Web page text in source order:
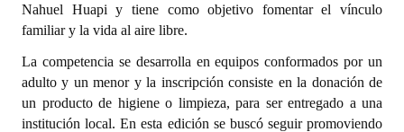
Actas de Audiencias Públicas
NORMATIVA
Comunicaciones
Nahuel Huapi y tiene como objetivo fomentar el vínculo
familiar y la vida al aire libre.
La competencia se desarrolla en equipos conformados por un
adulto y un menor y la inscripción consiste en la donación de
un producto de higiene o limpieza, para ser entregado a una
institución local. En esta edición se buscó seguir promoviendo